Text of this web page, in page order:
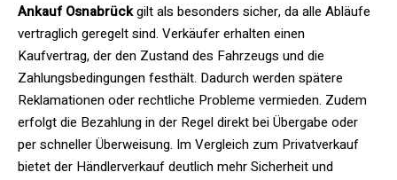
Ankauf Osnabrückgilt als besonders sicher, da alle Abläufe
vertraglich geregelt sind. Verkäufer erhalten einen
Kaufvertrag, der den Zustand des Fahrzeugs und die
Zahlungsbedingungen festhält. Dadurch werden spätere
Reklamationen oder rechtliche Probleme vermieden. Zudem
erfolgt die Bezahlung in der Regel direkt bei Übergabe oder
per schneller Überweisung. Im Vergleich zum Privatverkauf
bietet der Händlerverkauf deutlich mehr Sicherheit und